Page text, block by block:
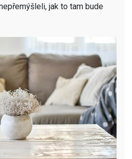
jak to tam bude